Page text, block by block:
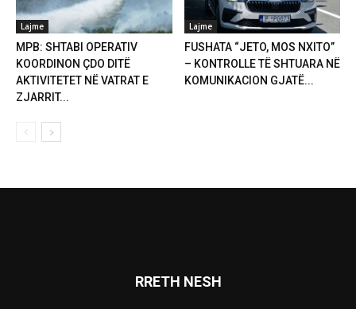
Lajme
MPB: SHTABI OPERATIV
KOORDINON ÇDO DITË
AKTIVITETET NË VATRAT E
ZJARRIT...
Lajme
FUSHATA “JETO, MOS NXITO”
– KONTROLLE TË SHTUARA NË
KOMUNIKACION GJATË...
RRETH NESH